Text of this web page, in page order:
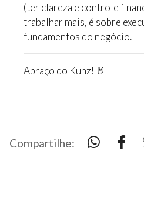
(ter clareza e controle
trabalhar mais, é sobre
fundamentos do negócio.
Abraço do Kunz! 🤘
Compartilhe: